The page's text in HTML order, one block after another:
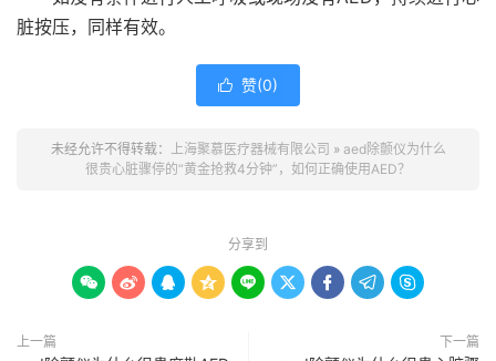
脏按压，同样有效。
 赞(0)
未经允许不得转载： 上海聚慕医疗器械有限公司 » aed除颤仪为什么
很贵心脏骤停的“黄金抢救4分钟”，如何正确使用AED？
分享到
        
上一篇 下一篇